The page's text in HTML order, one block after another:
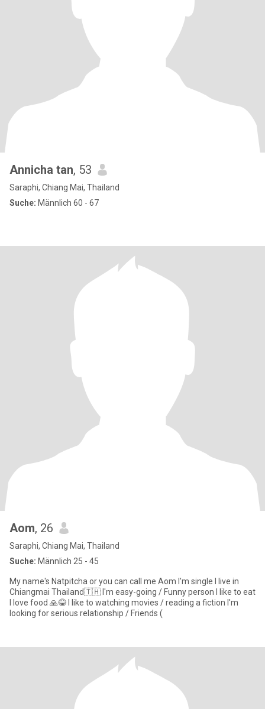
Annicha tan, 53
Saraphi, Chiang Mai, Thailand
Suche: Männlich 60 - 67
Aom, 26
Saraphi, Chiang Mai, Thailand
Suche: Männlich 25 - 45
My name's Natpitcha or you can call me Aom I'm single I live in
Chiangmai Thailand🇹🇭 I'm easy-going / Funny person I like to eat
I love food 🙏😂 I like to watching movies / reading a fiction I'm
looking for serious relationship / Friends (